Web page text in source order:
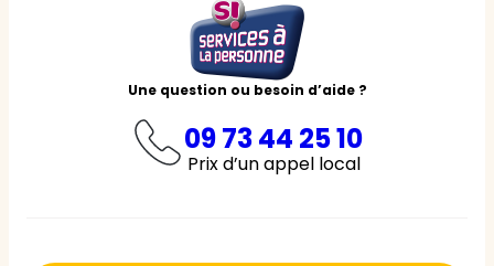
Une question ou besoin d’aide ?
09 73 44 25 10
Prix d’un appel local